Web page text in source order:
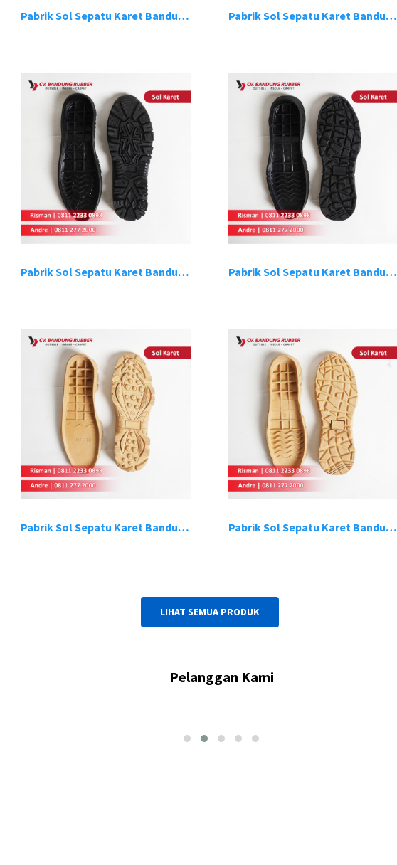
Pabrik Sol Sepatu Karet Bandung 10 Pabrik Sol Sepatu Karet Bandung 11
Pabrik Sol Sepatu Karet Bandung 14 Pabrik Sol Sepatu Karet Bandung 15
Pabrik Sol Sepatu Karet Bandung 18 Pabrik Sol Sepatu Karet Bandung 19
LIHAT SEMUA PRODUK
Pelanggan Kami